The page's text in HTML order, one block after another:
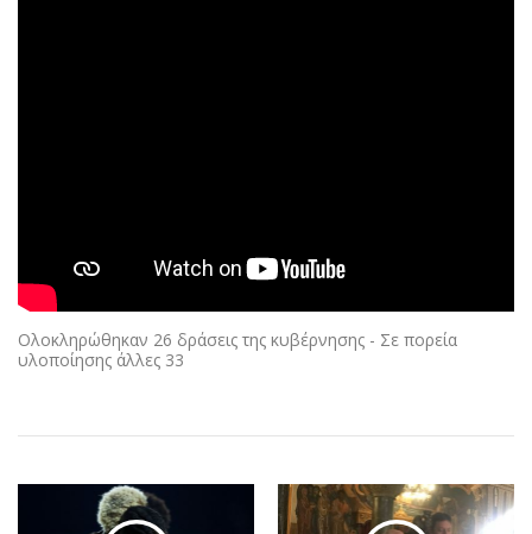
Κύπρος
Διεθνή
Real Estate
Geek
Social
Οικονομία
Ολοκληρώθηκαν 26 δράσεις της κυβέρνησης - Σε πορεία
υλοποίησης άλλες 33